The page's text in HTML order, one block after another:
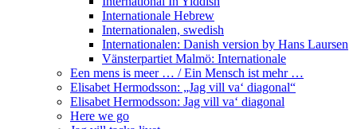
Internationale Hebrew
Internationalen, swedish
Internationalen: Danish version by Hans Laursen
Vänsterpartiet Malmö: Internationale
Een mens is meer … / Ein Mensch ist mehr …
Elisabet Hermodsson: „Jag vill va‘ diagonal“
Elisabet Hermodsson: Jag vill va‘ diagonal
Here we go